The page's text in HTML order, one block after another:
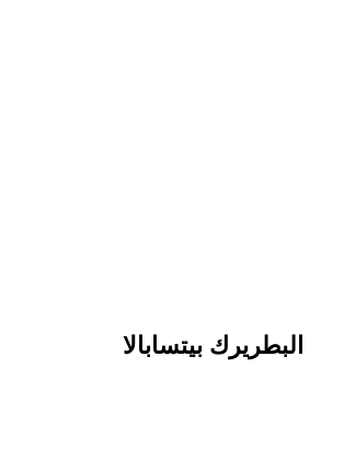
البطريرك بيتسابالا